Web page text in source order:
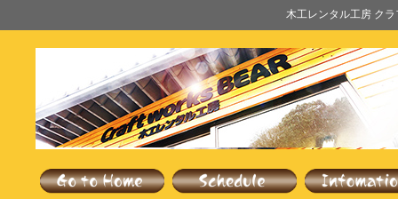
木工レンタル工房 ク